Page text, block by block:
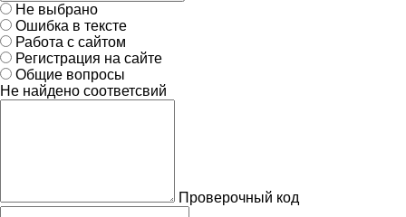
Не выбрано
Ошибка в тексте
Работа с сайтом
Регистрация на сайте
Общие вопросы
Не найдено соответсвий
Проверочный код